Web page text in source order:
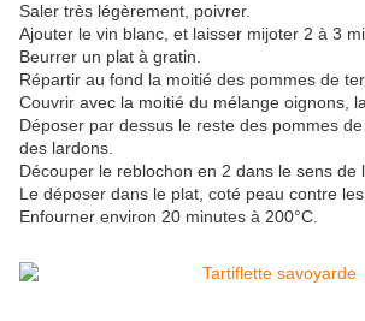
Saler très légèrement, poivrer.
Ajouter le vin blanc, et laisser mijoter 2 à 3
Beurrer un plat à gratin.
Répartir au fond la moitié des pommes de
Couvrir avec la moitié du mélange oignons,
Déposer par dessus le reste des pommes
des lardons.
Découper le reblochon en 2 dans le sens de
Le déposer dans le plat, coté peau contre
Enfourner environ 20 minutes à 200°C.